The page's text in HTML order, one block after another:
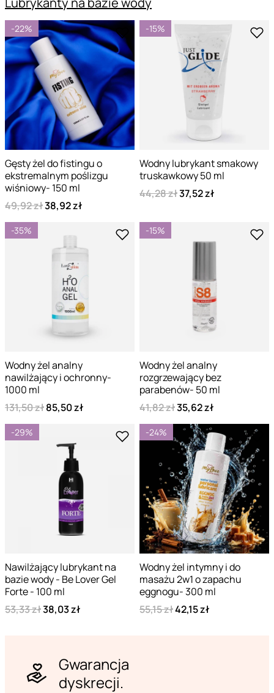
-22%
Gęsty żel do fistingu o
ekstremalnym poślizgu
wiśniowy- 150 ml
49,92 zł38,92 zł
-15%
Wodny lubrykant smakowy
truskawkowy 50 ml
44,28 zł37,52 zł
-35%
Wodny żel analny
nawilżający i ochronny-
1000 ml
131,50 zł85,50 zł
-15%
Wodny żel analny
rozgrzewający bez
parabenów- 50 ml
41,82 zł35,62 zł
-29%
Nawilżający lubrykant na
bazie wody - Be Lover Gel
Forte - 100 ml
53,33 zł38,03 zł
-24%
Wodny żel intymny i do
masażu 2w1 o zapachu
eggnogu- 300 ml
55,15 zł42,15 zł
Gwarancja
dyskrecji.